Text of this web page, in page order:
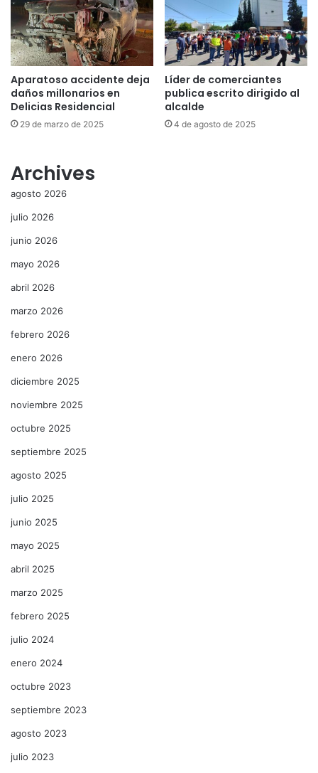
Aparatoso accidente deja
daños millonarios en
Delicias Residencial
29 de marzo de 2025
Líder de comerciantes
publica escrito dirigido al
alcalde
4 de agosto de 2025
Archives
agosto 2026
julio 2026
junio 2026
mayo 2026
abril 2026
marzo 2026
febrero 2026
enero 2026
diciembre 2025
noviembre 2025
octubre 2025
septiembre 2025
agosto 2025
julio 2025
junio 2025
mayo 2025
abril 2025
marzo 2025
febrero 2025
julio 2024
enero 2024
octubre 2023
septiembre 2023
agosto 2023
julio 2023